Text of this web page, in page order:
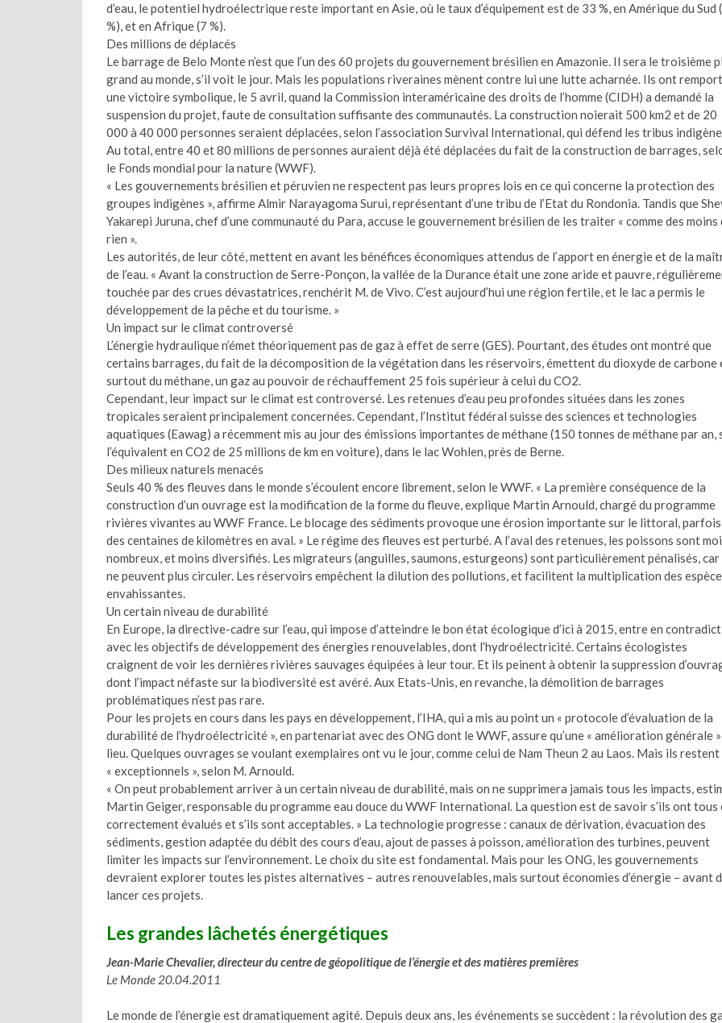
d’eau, le potentiel hydroélectrique reste important en Asie, où le taux d’équipement est de 33 %, en Amérique du Sud
%), et en Afrique (7 %).
Des millions de déplacés
Le barrage de Belo Monte n’est que l’un des 60 projets du gouvernement brésilien en Amazonie. Il sera le troisième
grand au monde, s’il voit le jour. Mais les populations riveraines mènent contre lui une lutte acharnée. Ils ont
une victoire symbolique, le 5 avril, quand la Commission interaméricaine des droits de l’homme (CIDH) a demandé la
suspension du projet, faute de consultation suffisante des communautés. La construction noierait 500 km2 et de 20
000 à 40 000 personnes seraient déplacées, selon l’association Survival International, qui défend les tribus
Au total, entre 40 et 80 millions de personnes auraient déjà été déplacées du fait de la construction de barrages,
le Fonds mondial pour la nature (WWF).
« Les gouvernements brésilien et péruvien ne respectent pas leurs propres lois en ce qui concerne la protection des
groupes indigènes », affirme Almir Narayagoma Surui, représentant d’une tribu de l’Etat du Rondonia. Tandis que
Yakarepi Juruna, chef d’une communauté du Para, accuse le gouvernement brésilien de les traiter « comme des moins
rien ».
Les autorités, de leur côté, mettent en avant les bénéfices économiques attendus de l’apport en énergie et de la
de l’eau. « Avant la construction de Serre-Ponçon, la vallée de la Durance était une zone aride et pauvre,
touchée par des crues dévastatrices, renchérit M. de Vivo. C’est aujourd’hui une région fertile, et le lac a permis le
développement de la pêche et du tourisme. »
Un impact sur le climat controversé
L’énergie hydraulique n’émet théoriquement pas de gaz à effet de serre (GES). Pourtant, des études ont montré que
certains barrages, du fait de la décomposition de la végétation dans les réservoirs, émettent du dioxyde de carbone
surtout du méthane, un gaz au pouvoir de réchauffement 25 fois supérieur à celui du CO2.
Cependant, leur impact sur le climat est controversé. Les retenues d’eau peu profondes situées dans les zones
tropicales seraient principalement concernées. Cependant, l’Institut fédéral suisse des sciences et technologies
aquatiques (Eawag) a récemment mis au jour des émissions importantes de méthane (150 tonnes de méthane par an,
l’équivalent en CO2 de 25 millions de km en voiture), dans le lac Wohlen, près de Berne.
Des milieux naturels menacés
Seuls 40 % des fleuves dans le monde s’écoulent encore librement, selon le WWF. « La première conséquence de la
construction d’un ouvrage est la modification de la forme du fleuve, explique Martin Arnould, chargé du programme
rivières vivantes au WWF France. Le blocage des sédiments provoque une érosion importante sur le littoral, parfois
des centaines de kilomètres en aval. » Le régime des fleuves est perturbé. A l’aval des retenues, les poissons sont
nombreux, et moins diversifiés. Les migrateurs (anguilles, saumons, esturgeons) sont particulièrement pénalisés, car
ne peuvent plus circuler. Les réservoirs empêchent la dilution des pollutions, et facilitent la multiplication des
envahissantes.
Un certain niveau de durabilité
En Europe, la directive-cadre sur l’eau, qui impose d’atteindre le bon état écologique d’ici à 2015, entre en
avec les objectifs de développement des énergies renouvelables, dont l’hydroélectricité. Certains écologistes
craignent de voir les dernières rivières sauvages équipées à leur tour. Et ils peinent à obtenir la suppression
dont l’impact néfaste sur la biodiversité est avéré. Aux Etats-Unis, en revanche, la démolition de barrages
problématiques n’est pas rare.
Pour les projets en cours dans les pays en développement, l’IHA, qui a mis au point un « protocole d’évaluation de la
durabilité de l’hydroélectricité », en partenariat avec des ONG dont le WWF, assure qu’une « amélioration générale »
lieu. Quelques ouvrages se voulant exemplaires ont vu le jour, comme celui de Nam Theun 2 au Laos. Mais ils restent
« exceptionnels », selon M. Arnould.
« On peut probablement arriver à un certain niveau de durabilité, mais on ne supprimera jamais tous les impacts,
Martin Geiger, responsable du programme eau douce du WWF International. La question est de savoir s’ils ont tous
correctement évalués et s’ils sont acceptables. » La technologie progresse : canaux de dérivation, évacuation des
sédiments, gestion adaptée du débit des cours d’eau, ajout de passes à poisson, amélioration des turbines, peuvent
limiter les impacts sur l’environnement. Le choix du site est fondamental. Mais pour les ONG, les gouvernements
devraient explorer toutes les pistes alternatives – autres renouvelables, mais surtout économies d’énergie – avant
lancer ces projets.
Les grandes lâchetés énergétiques
Jean-Marie Chevalier, directeur du centre de géopolitique de l’énergie et des matières premières
Le Monde 20.04.2011
Le monde de l’énergie est dramatiquement agité. Depuis deux ans, les événements se succèdent : la révolution des